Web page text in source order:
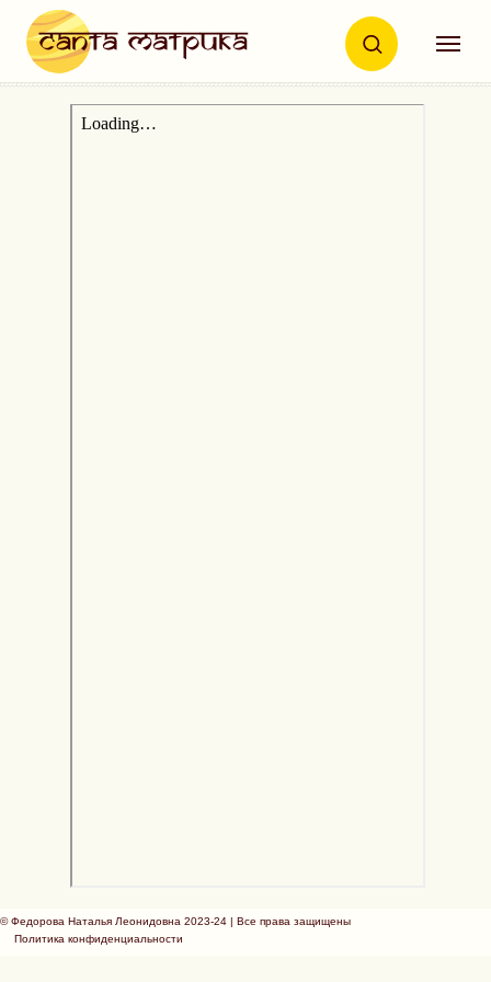
© Федорова Наталья Леонидовна 2023-24 | Все права защищены
Политика конфиденциальности